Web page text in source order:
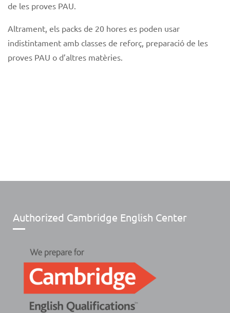
de les proves PAU.
Altrament, els packs de 20 hores es poden usar
indistintament amb classes de reforç, preparació de les
proves PAU o d’altres matèries.
Authorized Cambridge English Center